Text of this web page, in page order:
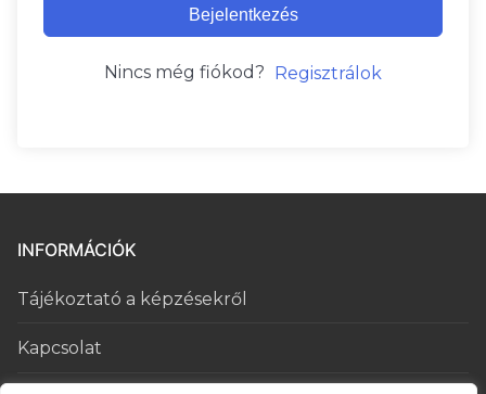
Bejelentkezés
Nincs még fiókod? Regisztrálok
INFORMÁCIÓK
Tájékoztató a képzésekről
Kapcsolat